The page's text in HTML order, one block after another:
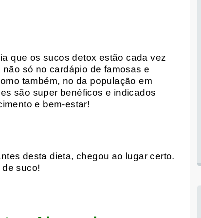
que os sucos detox estão cada vez
não só no cardápio de famosas e
também, no da população em
são super benéficos e indicados
e bem-estar!
desta dieta, chegou ao lugar certo.
suco!